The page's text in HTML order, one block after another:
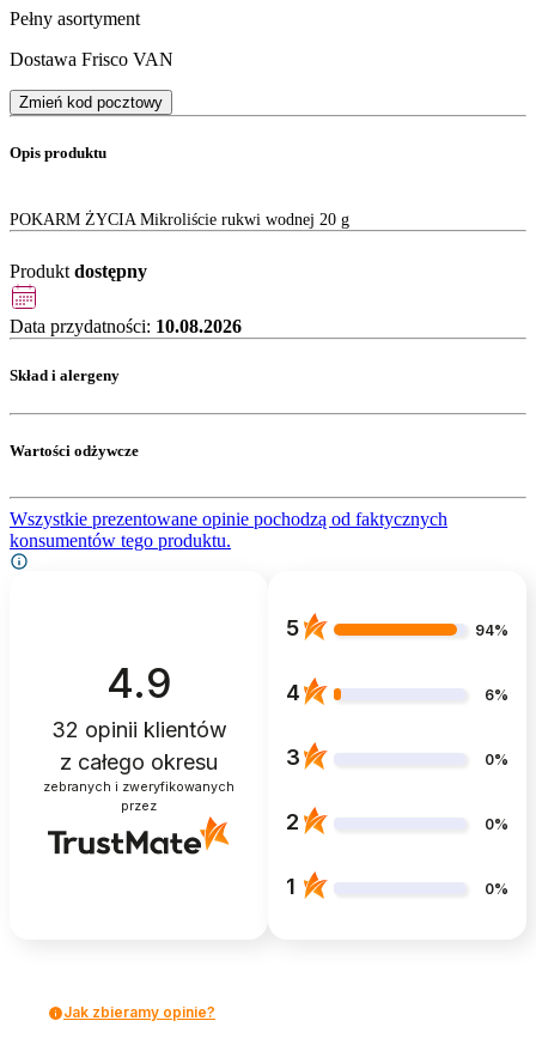
Pełny asortyment
Dostawa Frisco VAN
Zmień kod pocztowy
Opis produktu
POKARM ŻYCIA Mikroliście rukwi wodnej 20 g
Produkt dostępny
Data przydatności: 10.08.2026
Skład i alergeny
Wartości odżywcze
Wszystkie prezentowane opinie pochodzą od faktycznych
konsumentów tego produktu.
4.9
32 opinii klientów
z całego okresu
zebranych i zweryfikowanych
przez
5 94%
4 6%
3 0%
2 0%
1 0%
Jak zbieramy opinie?